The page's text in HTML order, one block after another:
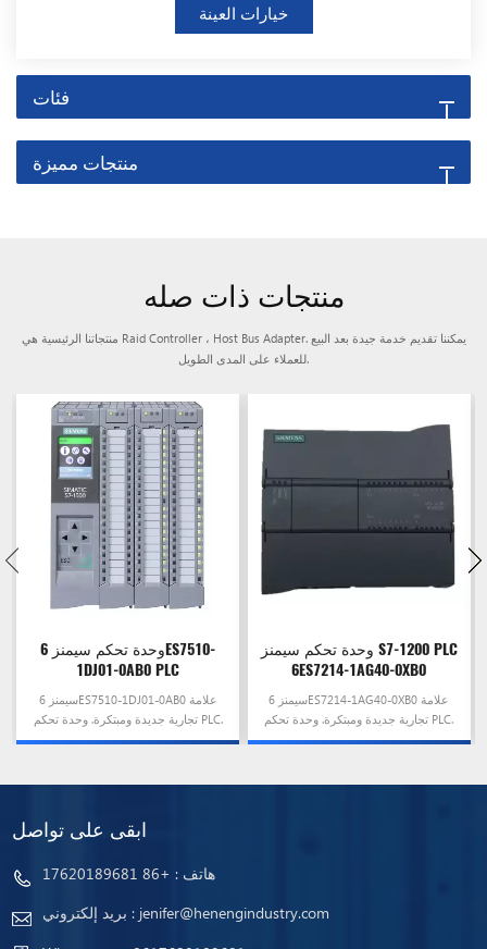
خيارات العينة
فئات
منتجات مميزة
منتجات ذات صله
منتجاتنا الرئيسية هي Raid Controller ، Host Bus Adapter. يمكننا تقديم خدمة جيدة بعد البيع
للعملاء على المدى الطويل.
وحدة تحكم سيمنز 6ES7510-
1DJ01-0AB0 PLC
سيمنز 6ES7510-1DJ01-0AB0 علامة
تجارية جديدة ومبتكرة. وحدة تحكم PLC.
إنه معروض للبيع الآن بسعر خاص
وحدة تحكم سيمنز S7-1200 PLC
6ES7214-1AG40-0XB0
سيمنز 6ES7214-1AG40-0XB0 علامة
تجارية جديدة ومبتكرة. وحدة تحكم PLC.
إنه معروض للبيع الآن بسعر خاص
ابقى على تواصل
هاتف : +86 17620189681
بريد إلكتروني : jenifer@henengindustry.com